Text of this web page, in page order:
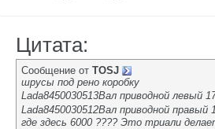
Цитата:
Сообщение от TOSJ
шрусы под рено коробку
Lada8450030513Вал приводной левый
Lada8450030512Вал приводной правый
где здесь 6000 ???? Это триали